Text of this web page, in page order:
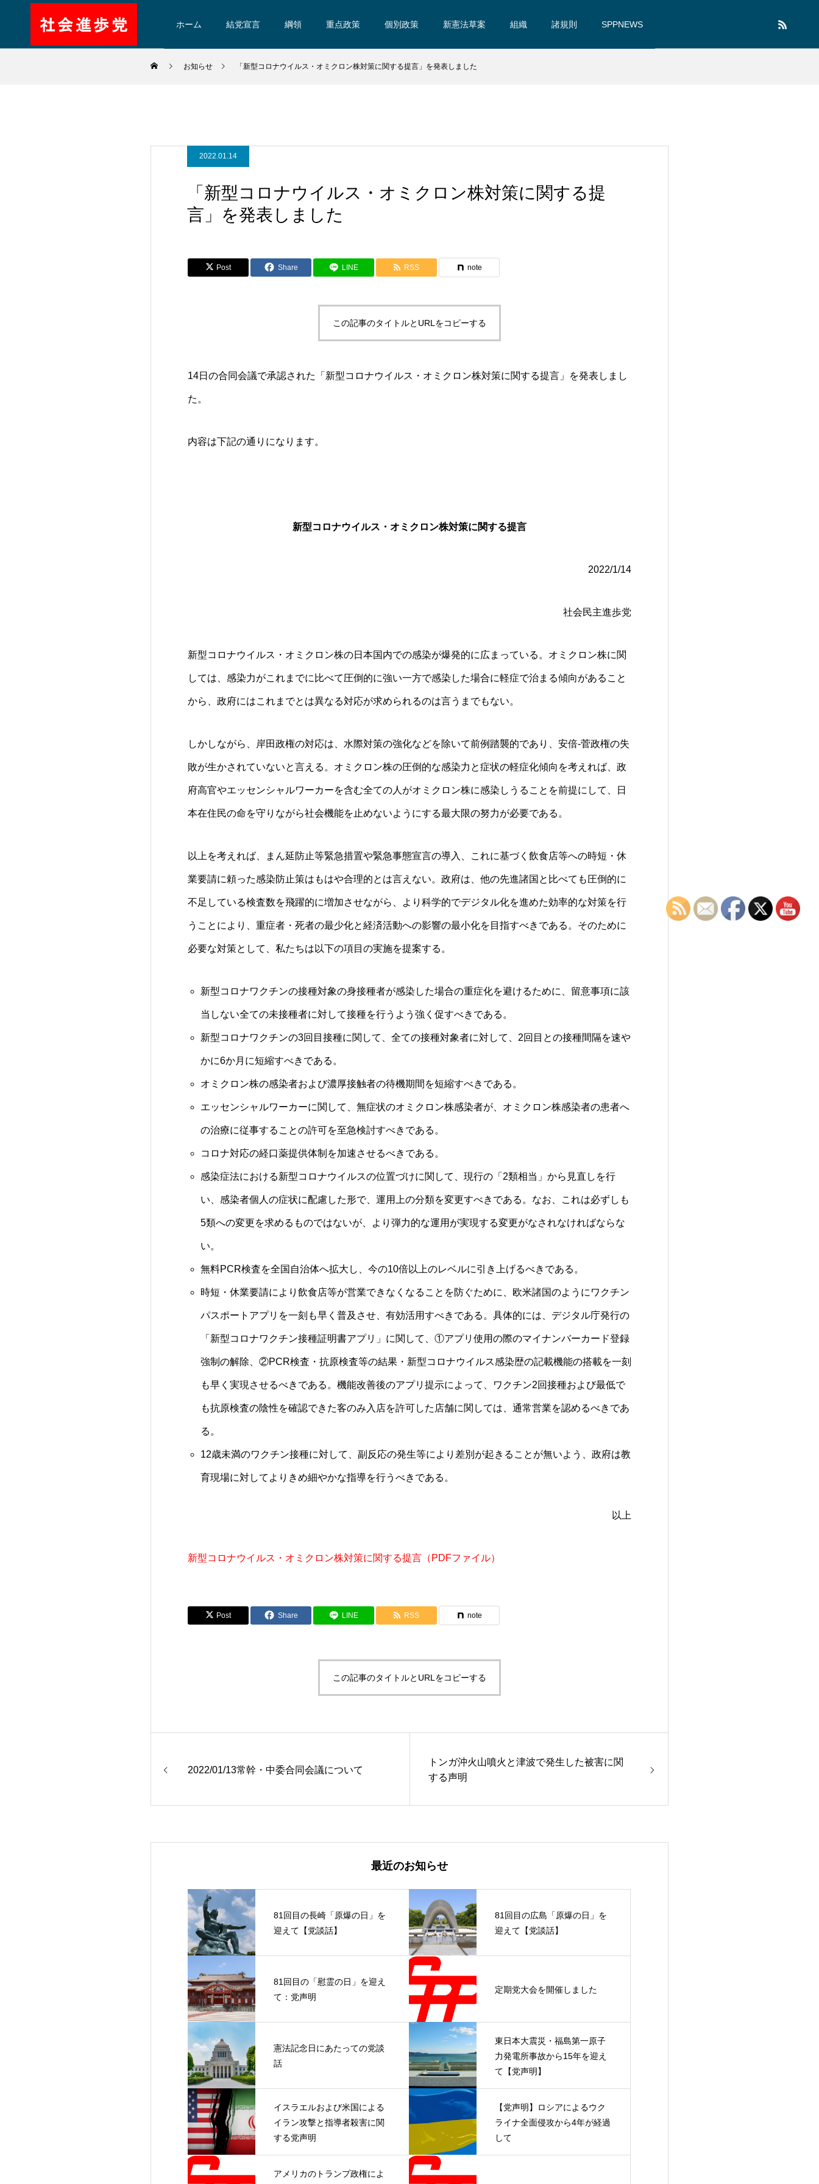
ホーム 結党宣言 綱領 重点政策 個別政策 新憲法草案 組織 諸規則 SPPNEWS
お知らせ 「新型コロナウイルス・オミクロン株対策に関する提言」を発表しました
2022.01.14
「新型コロナウイルス・オミクロン株対策に関する提
言」を発表しました
Post Share LINE RSS note
この記事のタイトルとURLをコピーする
14日の合同会議で承認された「新型コロナウイルス・オミクロン株対策に関する提言」を発表しまし
た。
内容は下記の通りになります。
新型コロナウイルス・オミクロン株対策に関する提言
2022/1/14
社会民主進歩党
新型コロナウイルス・オミクロン株の日本国内での感染が爆発的に広まっている。オミクロン株に関
しては、感染力がこれまでに比べて圧倒的に強い一方で感染した場合に軽症で治まる傾向があること
から、政府にはこれまでとは異なる対応が求められるのは言うまでもない。
しかしながら、岸田政権の対応は、水際対策の強化などを除いて前例踏襲的であり、安倍-菅政権の失
敗が生かされていないと言える。オミクロン株の圧倒的な感染力と症状の軽症化傾向を考えれば、政
府高官やエッセンシャルワーカーを含む全ての人がオミクロン株に感染しうることを前提にして、日
本在住民の命を守りながら社会機能を止めないようにする最大限の努力が必要である。
以上を考えれば、まん延防止等緊急措置や緊急事態宣言の導入、これに基づく飲食店等への時短・休
業要請に頼った感染防止策はもはや合理的とは言えない。政府は、他の先進諸国と比べても圧倒的に
不足している検査数を飛躍的に増加させながら、より科学的でデジタル化を進めた効率的な対策を行
うことにより、重症者・死者の最少化と経済活動への影響の最小化を目指すべきである。そのために
必要な対策として、私たちは以下の項目の実施を提案する。
新型コロナワクチンの接種対象の身接種者が感染した場合の重症化を避けるために、留意事項に該
当しない全ての未接種者に対して接種を行うよう強く促すべきである。
新型コロナワクチンの3回目接種に関して、全ての接種対象者に対して、2回目との接種間隔を速や
かに6か月に短縮すべきである。
オミクロン株の感染者および濃厚接触者の待機期間を短縮すべきである。
エッセンシャルワーカーに関して、無症状のオミクロン株感染者が、オミクロン株感染者の患者へ
の治療に従事することの許可を至急検討すべきである。
コロナ対応の経口薬提供体制を加速させるべきである。
感染症法における新型コロナウイルスの位置づけに関して、現行の「2類相当」から見直しを行
い、感染者個人の症状に配慮した形で、運用上の分類を変更すべきである。なお、これは必ずしも
5類への変更を求めるものではないが、より弾力的な運用が実現する変更がなされなければならな
い。
無料PCR検査を全国自治体へ拡大し、今の10倍以上のレベルに引き上げるべきである。
時短・休業要請により飲食店等が営業できなくなることを防ぐために、欧米諸国のようにワクチン
パスポートアプリを一刻も早く普及させ、有効活用すべきである。具体的には、デジタル庁発行の
「新型コロナワクチン接種証明書アプリ」に関して、①アプリ使用の際のマイナンバーカード登録
強制の解除、②PCR検査・抗原検査等の結果・新型コロナウイルス感染歴の記載機能の搭載を一刻
も早く実現させるべきである。機能改善後のアプリ提示によって、ワクチン2回接種および最低で
も抗原検査の陰性を確認できた客のみ入店を許可した店舗に関しては、通常営業を認めるべきであ
る。
12歳未満のワクチン接種に対して、副反応の発生等により差別が起きることが無いよう、政府は教
育現場に対してよりきめ細やかな指導を行うべきである。
以上
新型コロナウイルス・オミクロン株対策に関する提言（PDFファイル）
Post Share LINE RSS note
この記事のタイトルとURLをコピーする
2022/01/13常幹・中委合同会議について
トンガ沖火山噴火と津波で発生した被害に関
する声明
最近のお知らせ
81回目の長崎「原爆の日」を
迎えて【党談話】
81回目の広島「原爆の日」を
迎えて【党談話】
81回目の「慰霊の日」を迎え
て：党声明
定期党大会を開催しました
憲法記念日にあたっての党談
話
東日本大震災・福島第一原子
力発電所事故から15年を迎え
て【党声明】
イスラエルおよび米国による
イラン攻撃と指導者殺害に関
する党声明
【党声明】ロシアによるウク
ライナ全面侵攻から4年が経過
して
アメリカのトランプ政権によ